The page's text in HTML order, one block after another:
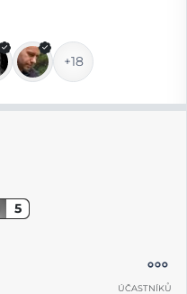
+18
5
ÚČASTNÍKŮ